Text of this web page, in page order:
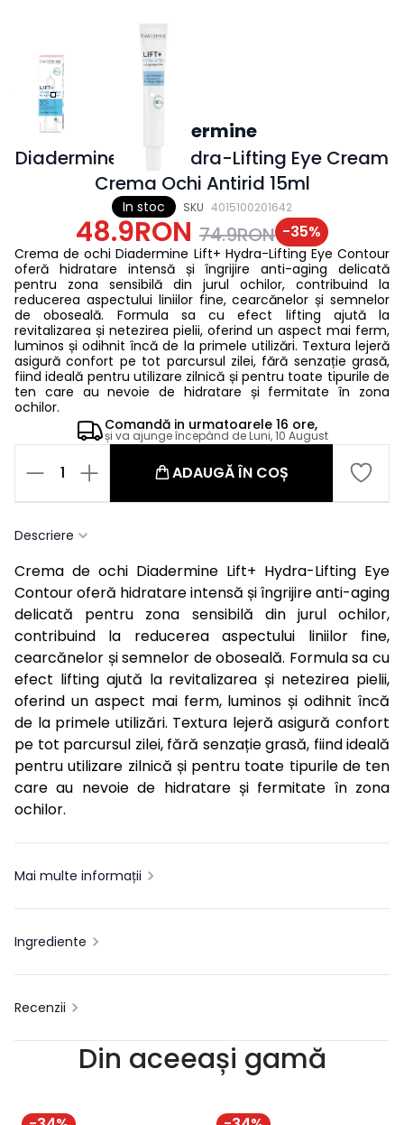
In stoc SKU 4015100201642
Diadermine
Diadermine Lift+ Hydra-Lifting Eye Cream
Crema Ochi Antirid 15ml
48.9RON 74.9RON -35%
Crema de ochi Diadermine Lift+ Hydra-Lifting Eye Contour
oferă hidratare intensă și îngrijire anti-aging delicată
pentru zona sensibilă din jurul ochilor, contribuind la
reducerea aspectului liniilor fine, cearcănelor și semnelor
de oboseală. Formula sa cu efect lifting ajută la
revitalizarea și netezirea pielii, oferind un aspect mai ferm,
luminos și odihnit încă de la primele utilizări. Textura lejeră
asigură confort pe tot parcursul zilei, fără senzație grasă,
fiind ideală pentru utilizare zilnică și pentru toate tipurile de
ten care au nevoie de hidratare și fermitate în zona
ochilor.
Comandă in urmatoarele 16 ore,
și va ajunge începând deLuni, 10 August
1 ADAUGĂ ÎN COȘ
Descriere
Crema de ochi Diadermine Lift+ Hydra-Lifting Eye
Contour oferă hidratare intensă și îngrijire anti-aging
delicată pentru zona sensibilă din jurul ochilor,
contribuind la reducerea aspectului liniilor fine,
cearcănelor și semnelor de oboseală. Formula sa cu
efect lifting ajută la revitalizarea și netezirea pielii,
oferind un aspect mai ferm, luminos și odihnit încă
de la primele utilizări. Textura lejeră asigură confort
pe tot parcursul zilei, fără senzație grasă, fiind ideală
pentru utilizare zilnică și pentru toate tipurile de ten
care au nevoie de hidratare și fermitate în zona
ochilor.
Mai multe informații
Ingrediente
Recenzii
Din aceeași gamă